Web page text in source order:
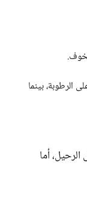
الرطوبة، بينما
أما